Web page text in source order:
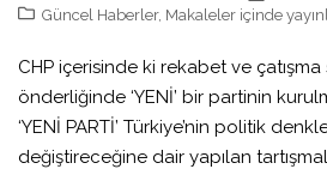
Güncel Haberler, Makaleler içinde
CHP içerisinde ki rekabet ve
önderliğinde ‘YENİ’ bir partinin
‘YENİ PARTİ’ Türkiye’nin politik
değiştireceğine dair yapılan